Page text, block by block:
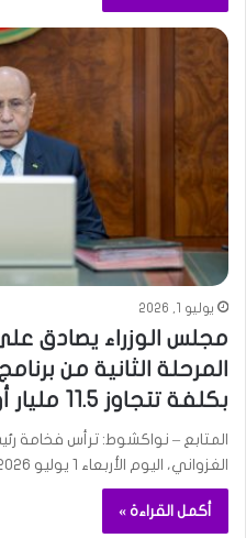
يوليو 1, 2026
مجلس الوزراء يصادق
المرحلة الثانية من
بكلفة تتجاوز 11.5 مليار أوقية جديدة
المتابع – نواكشوط: ترأس فخامة
الغزواني، اليوم الأربعاء 1 يوليو 2026، اجتماع مجلس الوزراء بالقصر…
أكمل القراءة »